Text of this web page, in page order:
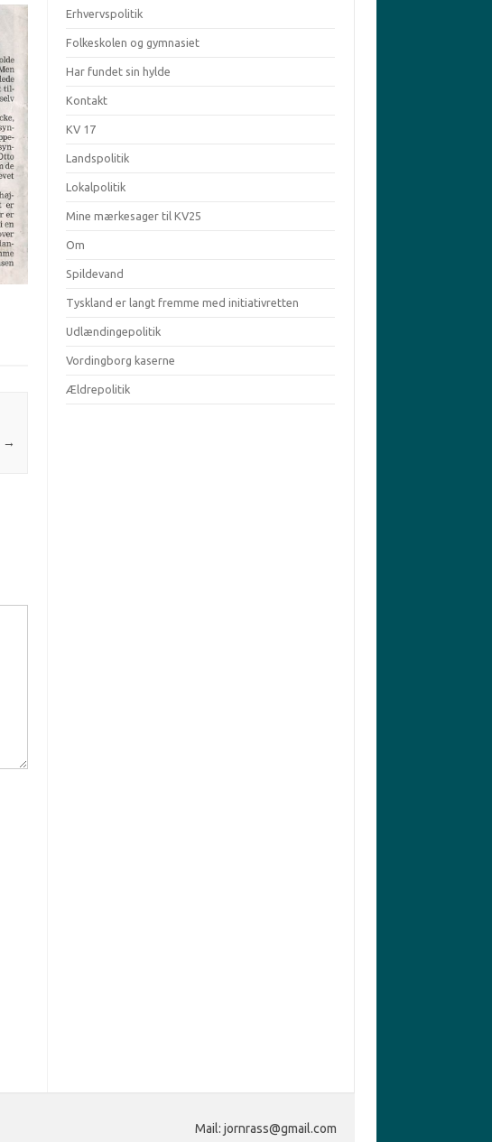
→
Erhvervspolitik
Folkeskolen og gymnasiet
Har fundet sin hylde
Kontakt
KV 17
Landspolitik
Lokalpolitik
Mine mærkesager til KV25
Om
Spildevand
Tyskland er langt fremme med initiativretten
Udlændingepolitik
Vordingborg kaserne
Ældrepolitik
Mail: jornrass@gmail.com